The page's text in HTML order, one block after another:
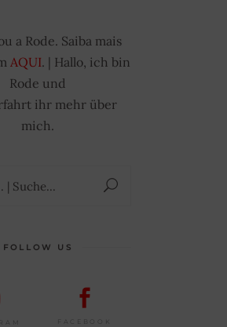
a Rode. Saiba mais
AQUI. | Hallo, ich bin
Rode und
ihr mehr über
mich.
FOLLOW US
FACEBOOK